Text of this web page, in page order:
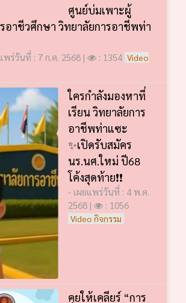
ศูนย์บ่มเพาะผู้
อาชีวศึกษา วิทยาลัยการอาชีพท่า
ยแพร่วันที่ : 7 ก.ค. 2568 | : 1354 Video
ใครกำลังมองหาที่
เรียน วิทยาลัยการ
อาชีพท่าแซะ
✨เปิดรับสมัคร
นร.นศ.ใหม่ ปี68
โค้งสุดท้าย❗️❗️
- เผยแพร่วันที่ : 4 พ.ค.
2568 |
: 1056
Video กิจกรรม
คุยให้เคลียร์ “การ